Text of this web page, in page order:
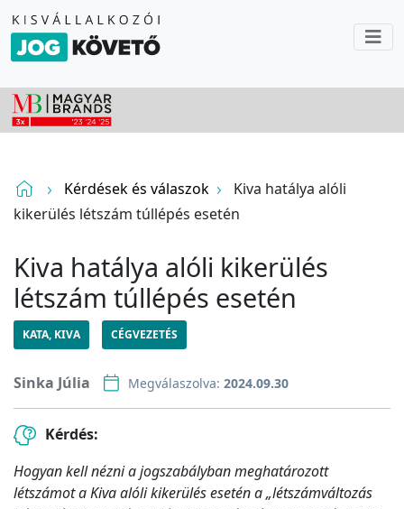
Kérdések és válaszok
Kiva hatálya alóli
kikerülés létszám túllépés esetén
Kiva hatálya alóli kikerülés
létszám túllépés esetén
KATA, KIVA CÉGVEZETÉS
Sinka Júlia Megválaszolva: 2024.09.30
Kérdés:
Hogyan kell nézni a jogszabályban meghatározott
létszámot a Kiva alóli kikerülés esetén a „létszámváltozás